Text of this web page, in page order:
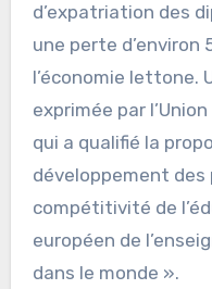
d’expatriation des
une perte d’environ
l’économie lettone.
exprimée par
qui a qualifié la
développement des
compétitivité de
européen de
dans le monde ».